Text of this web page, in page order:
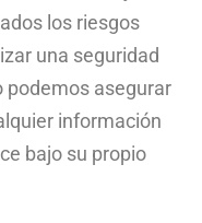
los riesgos
una seguridad
podemos asegurar
información
bajo su propio